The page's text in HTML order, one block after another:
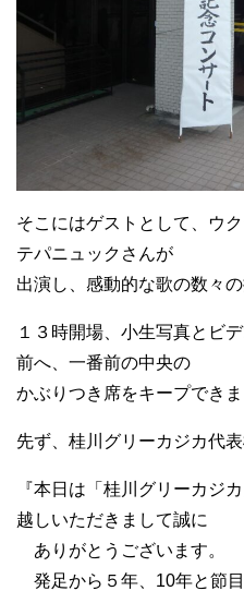
そこにはゲストとして、ウ
テパニュックさんが
出演し、感動的な歌の数々
１３時開場、小生写真とビ
前へ、一番前の中央の
かぶりつき席をキープできま
先ず、桂川グリーカジカ代表
『本日は「桂川グリーカジ
越しいただきまして誠に
ありがとうございます。
発足から５年、10年と節